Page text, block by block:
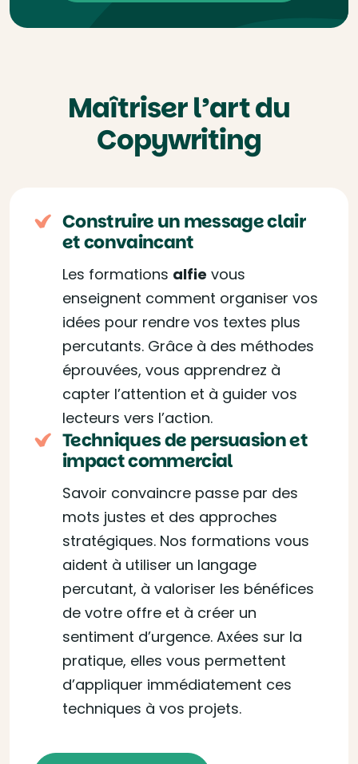
Maîtriser l’art du
Copywriting
Construire un message clair
et convaincant
Les formations alfie vous
enseignent comment organiser vos
idées pour rendre vos textes plus
percutants. Grâce à des méthodes
éprouvées, vous apprendrez à
capter l’attention et à guider vos
lecteurs vers l’action.
Techniques de persuasion et
impact commercial
Savoir convaincre passe par des
mots justes et des approches
stratégiques. Nos formations vous
aident à utiliser un langage
percutant, à valoriser les bénéfices
de votre offre et à créer un
sentiment d’urgence. Axées sur la
pratique, elles vous permettent
d’appliquer immédiatement ces
techniques à vos projets.